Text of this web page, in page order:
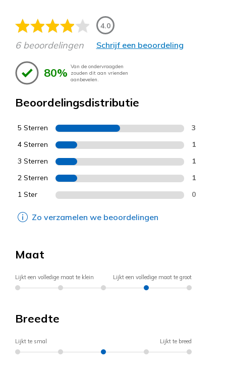
4.0
6 beoordelingen Schrijf een beoordeling
80% Van de ondervraagden
zouden dit aan vrienden
aanbevelen.
Beoordelingsdistributie
5 Sterren 3
4 Sterren 1
3 Sterren 1
2 Sterren 1
1 Ster 0
Zo verzamelen we beoordelingen
Maat
Lijkt een volledige maat te klein Lijkt een volledige maat te groot
Breedte
Lijkt te smal Lijkt te breed